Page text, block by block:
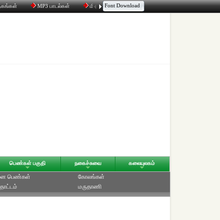
MP3 பாடல்கள் மின்னஞ்சல் திரட்டி உரையாடல்
Font Download
பெண்கள் பகுதி நகைச்சுவை கலையுலகம்
பெண்கள்
கோலங்கள்
மருதாணி